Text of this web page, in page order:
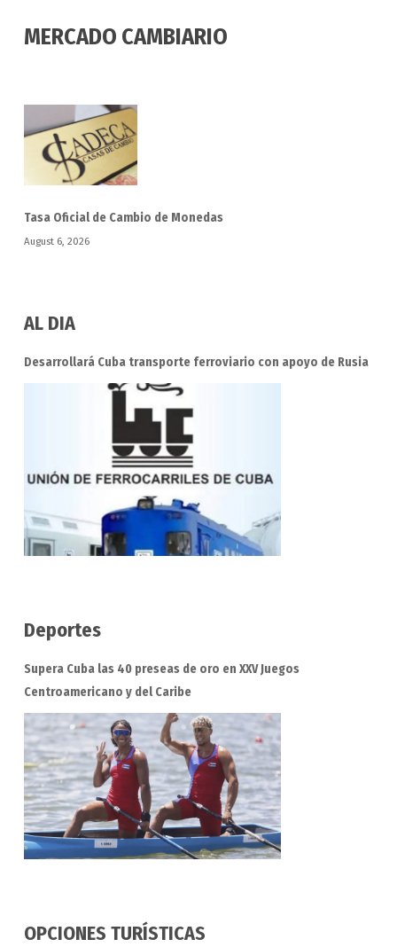
MERCADO CAMBIARIO
Tasa Oficial de Cambio de Monedas
August 6, 2026
AL DIA
Desarrollará Cuba transporte ferroviario con apoyo de Rusia
Deportes
Supera Cuba las 40 preseas de oro en XXV Juegos
Centroamericano y del Caribe
OPCIONES TURÍSTICAS